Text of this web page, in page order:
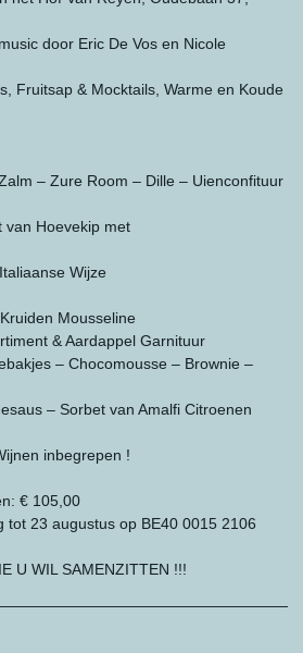
door Eric De Vos en Nicole
Fruitsap & Mocktails, Warme en Koude
– Zure Room – Dille – Uienconfituur
van Hoevekip met
Wijze
Mousseline
& Aardappel Garnituur
– Chocomousse – Brownie –
– Sorbet van Amalfi Citroenen
inbegrepen !
€ 105,00
tot 23 augustus op BE40 0015 2106
U WIL SAMENZITTEN !!!